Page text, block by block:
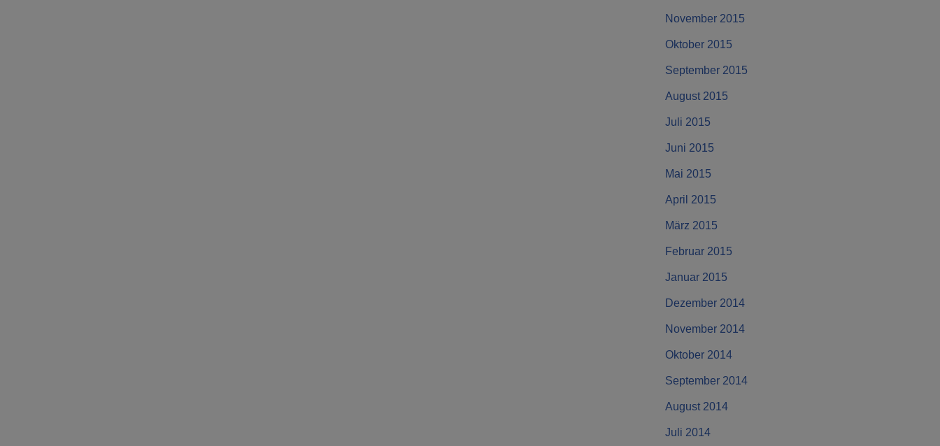
November 2015
Oktober 2015
September 2015
August 2015
Juli 2015
Juni 2015
Mai 2015
April 2015
März 2015
Februar 2015
Januar 2015
Dezember 2014
November 2014
Oktober 2014
September 2014
August 2014
Juli 2014